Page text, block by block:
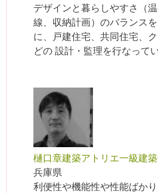
デザインと暮らしやすさ（
線、収納計画）のバランス
に、戸建住宅、共同住宅、
どの 設計・監理を行なってい
樋口章建築アトリエ一級建
兵庫県
利便性や機能性や性能ばか